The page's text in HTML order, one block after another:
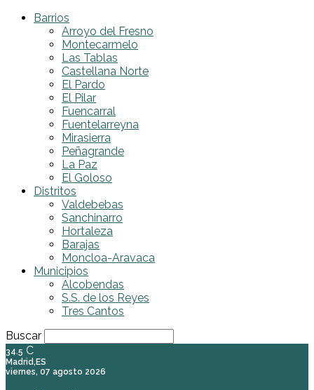
Barrios
Arroyo del Fresno
Montecarmelo
Las Tablas
Castellana Norte
El Pardo
El Pilar
Fuencarral
Fuentelarreyna
Mirasierra
Peñagrande
La Paz
El Goloso
Distritos
Valdebebas
Sanchinarro
Hortaleza
Barajas
Moncloa-Aravaca
Municipios
Alcobendas
S.S. de los Reyes
Tres Cantos
Buscar
34.5 C
Madrid,ES
viernes, 07 agosto 2026